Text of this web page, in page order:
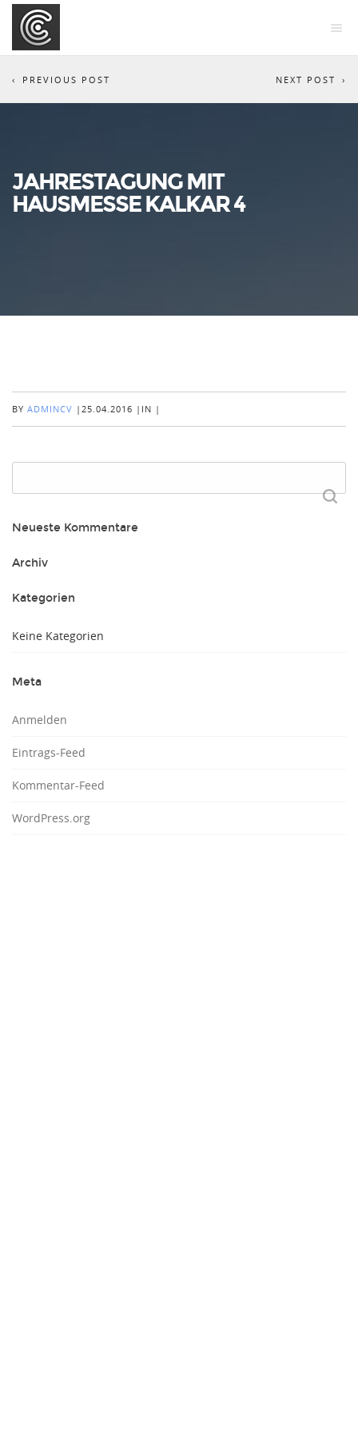
NEXT POST
PREVIOUS POST
JAHRESTAGUNG MIT
HAUSMESSE KALKAR 4
BY ADMINCV | 25.04.2016 | IN |
nach:
Neueste Kommentare
Archiv
Kategorien
Keine Kategorien
Meta
Anmelden
Eintrags-Feed
Kommentar-Feed
WordPress.org